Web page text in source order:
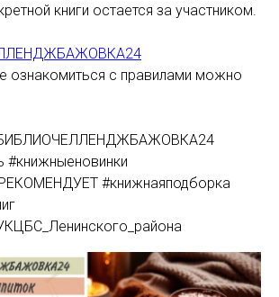
книги остается за участником.
ознакомиться с правилами можно
#книжныеновинки
#книжнаяподборка